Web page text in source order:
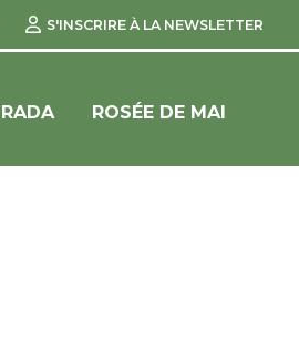
S'INSCRIRE À LA NEWSLETTER
ROSÉE DE MAI